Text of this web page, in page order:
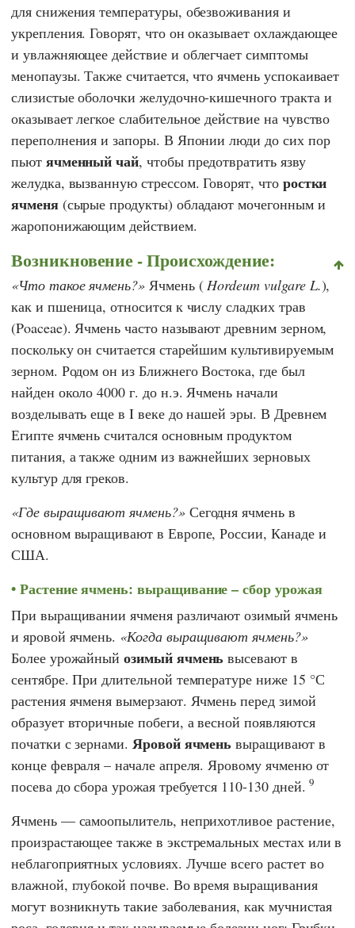
для снижения температуры, обезвоживания и
укрепления. Говорят, что он оказывает охлаждающее
и увлажняющее действие и облегчает симптомы
менопаузы. Также считается, что ячмень успокаивает
слизистые оболочки желудочно-кишечного тракта и
оказывает легкое слабительное действие на чувство
переполнения и запоры. В Японии люди до сих пор
пьют ячменный чай, чтобы предотвратить язву
желудка, вызванную стрессом. Говорят, что ростки
ячменя(сырые продукты) обладают мочегонным и
жаропонижающим действием.
Возникновение - Происхождение:
Что такое ячмень? Ячмень (Hordeum vulgare L.),
как и пшеница, относится к числу сладких трав
(Poaceae). Ячмень часто называют древним зерном,
поскольку он считается старейшим культивируемым
зерном. Родом он из Ближнего Востока, где был
найден около 4000 г. до н.э. Ячмень начали
возделывать еще в I веке до нашей эры. В Древнем
Египте ячмень считался основным продуктом
питания, а также одним из важнейших зерновых
культур для греков.
Где выращивают ячмень? Сегодня ячмень в
основном выращивают в Европе, России, Канаде и
США.
Растение ячмень: выращивание – сбор урожая
При выращивании ячменя различают озимый ячмень
и яровой ячмень.
Когда выращивают ячмень?
Более урожайныйозимый ячмень высевают в
сентябре. При длительной температуре ниже 15 °С
растения ячменя вымерзают. Ячмень перед зимой
образует вторичные побеги, а весной появляются
початки с зернами. Яровой ячмень выращивают в
конце февраля – начале апреля. Яровому ячменю от
посева до сбора урожая требуется 110-130 дней.9
Ячмень — самоопылитель, неприхотливое растение,
произрастающее также в экстремальных местах или в
неблагоприятных условиях. Лучше всего растет во
влажной, глубокой почве. Во время выращивания
могут возникнуть такие заболевания, как мучнистая